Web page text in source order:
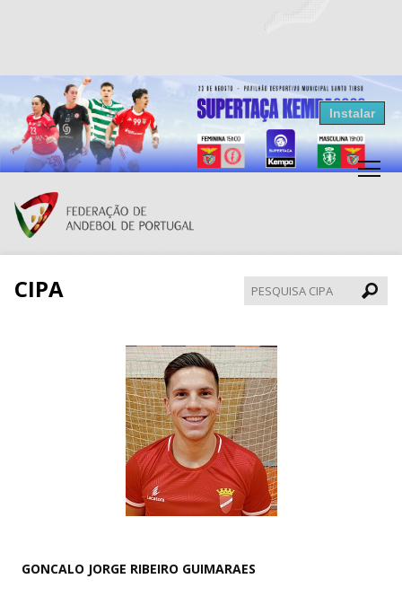
Resultados Andebol
Federação de Andebol de Portugal
Grátis - Disponivel na Play Store
Instalar
CIPA
CIPA
GONCALO JORGE RIBEIRO GUIMARAES